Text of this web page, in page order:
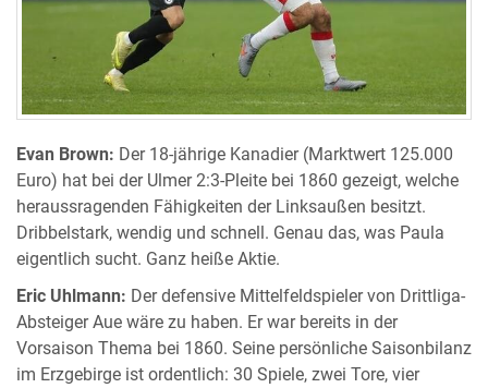
Evan Brown: Der 18-jährige Kanadier (Marktwert 125.000
Euro) hat bei der Ulmer 2:3-Pleite bei 1860 gezeigt, welche
heraussragenden Fähigkeiten der Linksaußen besitzt.
Dribbelstark, wendig und schnell. Genau das, was Paula
eigentlich sucht. Ganz heiße Aktie.
Eric Uhlmann: Der defensive Mittelfeldspieler von Drittliga-
Absteiger Aue wäre zu haben. Er war bereits in der
Vorsaison Thema bei 1860. Seine persönliche Saisonbilanz
im Erzgebirge ist ordentlich: 30 Spiele, zwei Tore, vier